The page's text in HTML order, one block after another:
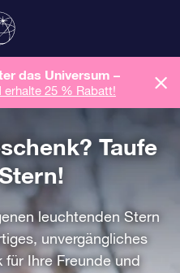
das Universum –
erhalte 25 % Rabatt!
Taufe
leuchtenden Stern
unvergängliches
Ihre Freunde und